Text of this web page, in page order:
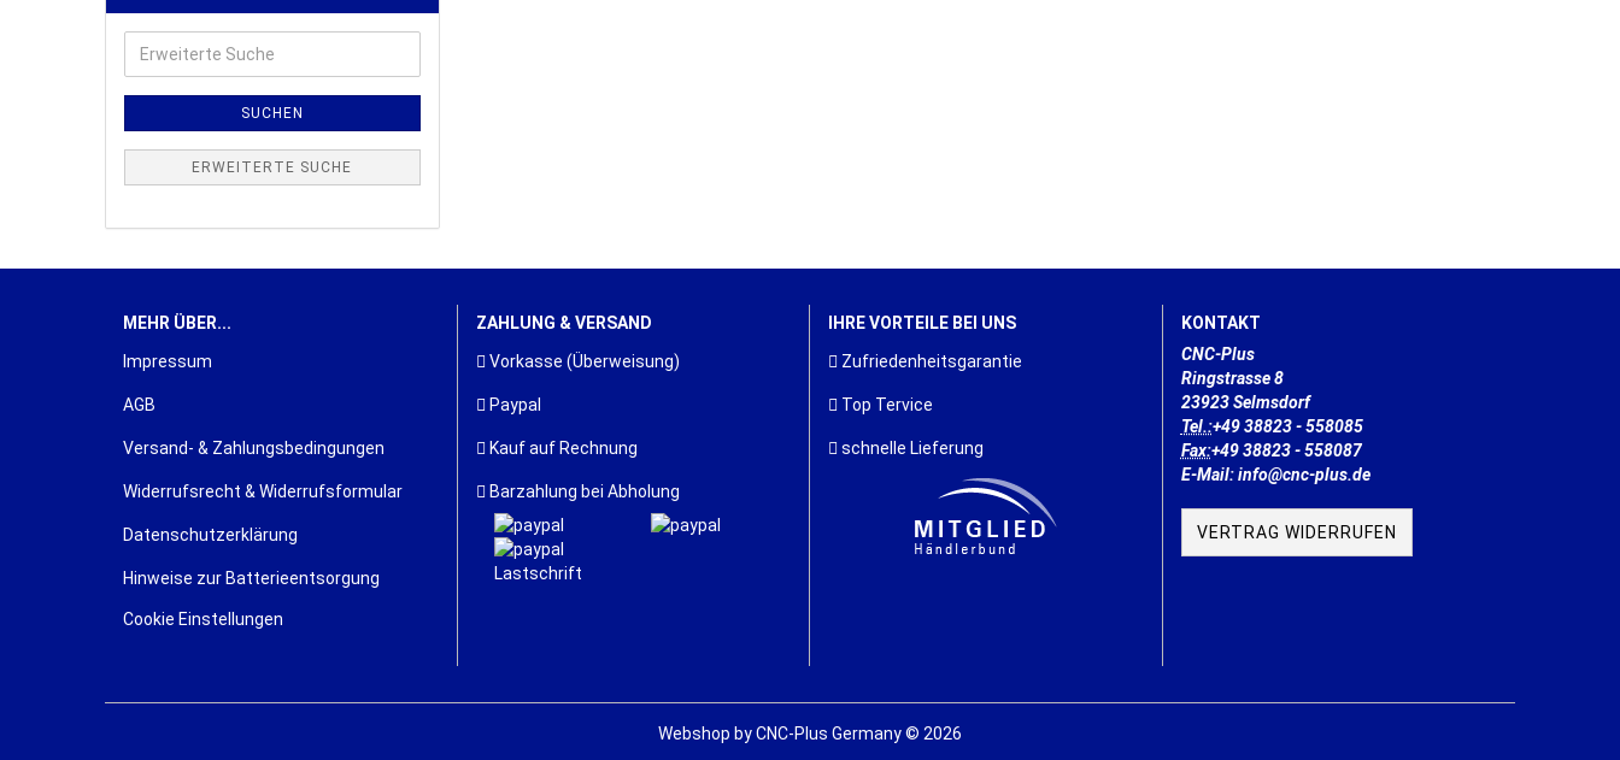
Suche
SUCHEN
ERWEITERTE SUCHE
MEHR ÜBER...
Impressum
AGB
Versand- & Zahlungsbedingungen
Widerrufsrecht & Widerrufsformular
Datenschutzerklärung
Hinweise zur Batterieentsorgung
Cookie Einstellungen
ZAHLUNG & VERSAND
Vorkasse (Überweisung)
Paypal
Kauf auf Rechnung
Barzahlung bei Abholung
IHRE VORTEILE BEI UNS
Zufriedenheitsgarantie
Top Tervice
schnelle Lieferung
KONTAKT
CNC-Plus
Ringstrasse 8
23923 Selmsdorf
Tel.:+49 38823 - 558085
Fax:+49 38823 - 558087
E-Mail: info@cnc-plus.de
VERTRAG WIDERRUFEN
Webshop by CNC-Plus Germany © 2026